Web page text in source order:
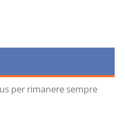
per rimanere sempre